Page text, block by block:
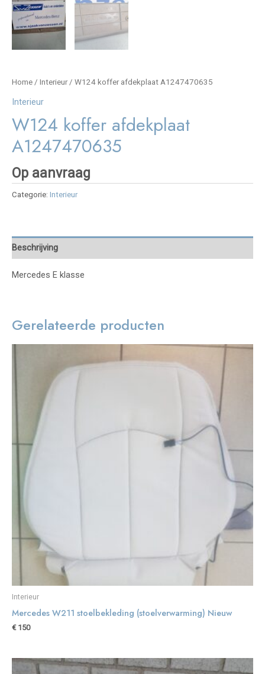
Home / Interieur/ W124 koffer afdekplaat A1247470635
Interieur
W124 koffer afdekplaat
A1247470635
Op aanvraag
Categorie: Interieur
Beschrijving
Mercedes E klasse
Gerelateerde producten
Interieur
Mercedes W211 stoelbekleding (stoelverwarming) Nieuw
€150